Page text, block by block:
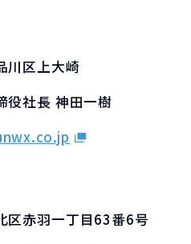
川区上大崎
役社長 神田一樹
区赤羽一丁目63番6号